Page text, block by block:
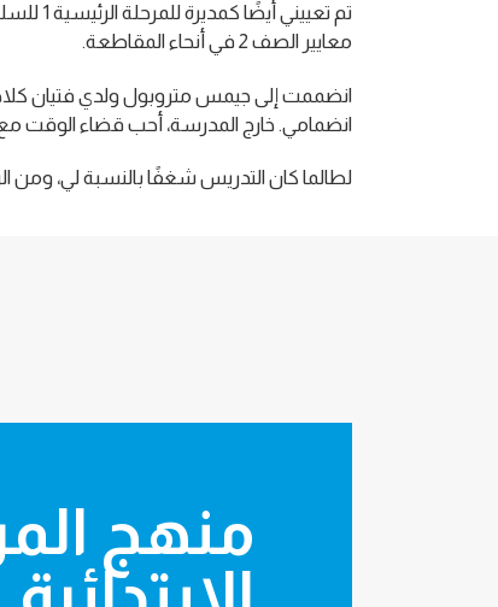
تم
معايير الصف 2 في أنحاء المقاطعة.
انضممت إلى جيمس متروبول ولدي فتيان
انضمامي. خارج المدرسة، أحب قضاء الوقت
لطالما كان التدريس شغفًا بالنسبة لي،
منهج